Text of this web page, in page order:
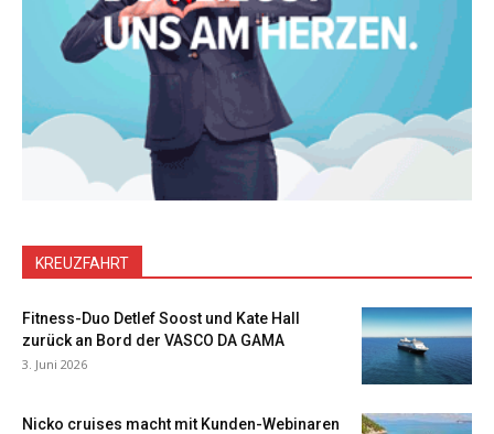
KREUZFAHRT
Fitness-Duo Detlef Soost und Kate Hall
zurück an Bord der VASCO DA GAMA
3. Juni 2026
Nicko cruises macht mit Kunden-Webinaren